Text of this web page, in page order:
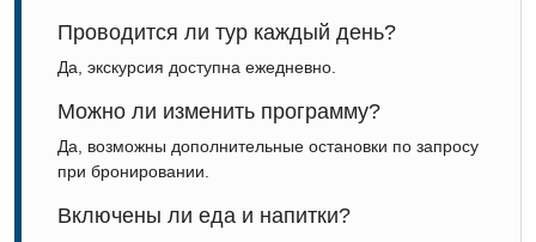
Проводится ли тур каждый день?
Да, экскурсия доступна ежедневно.
Можно ли изменить программу?
Да, возможны дополнительные остановки по запросу
при бронировании.
Включены ли еда и напитки?